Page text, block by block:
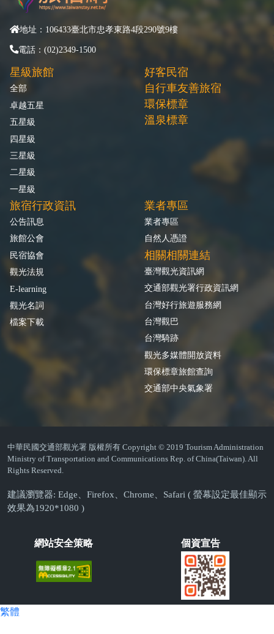
地址：106433臺北市忠孝東路4段290號9樓
電話：(02)2349-1500
星級旅館
全部
卓越五星
五星級
四星級
三星級
二星級
一星級
好客民宿
自行車友善旅宿
環保標章
溫泉標章
旅宿行政資訊
公告訊息
旅館公會
民宿協會
觀光法規
E-learning
觀光名詞
檔案下載
業者專區
業者專區
自然人憑證
相關相關連結
臺灣觀光資訊網
交通部觀光署行政資訊網
台灣好行旅遊服務網
台灣觀巴
台灣騎跡
觀光多媒體開放資料
環保標章旅館查詢
交通部中央氣象署
中華民國交通部觀光署 版權所有 Copyright © 2019 Tourism Administration
Ministry of Transportation and Communications Rep. of China(Taiwan). All
Rights Reserved.
建議瀏覽器: Edge、Firefox、Chrome、Safari ( 螢幕設定最佳顯示
效果為1920*1080 )
網站安全策略 個資宣告
繁體